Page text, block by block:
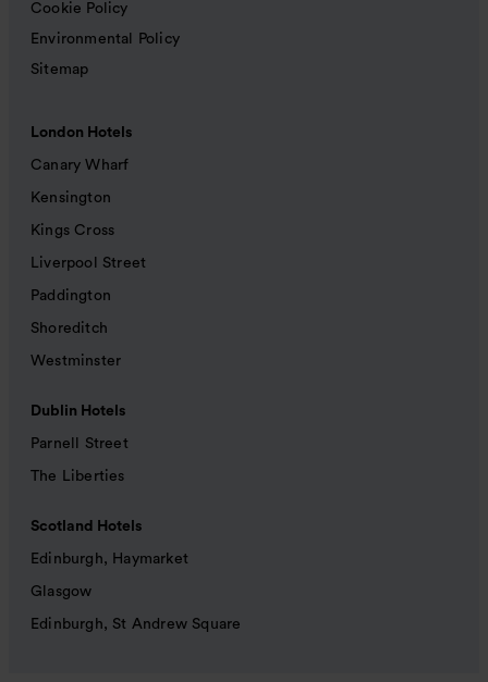
Cookie Policy
Environmental Policy
Sitemap
London Hotels
Canary Wharf
Kensington
Kings Cross
Liverpool Street
Paddington
Shoreditch
Westminster
Dublin Hotels
Parnell Street
The Liberties
Scotland Hotels
Edinburgh, Haymarket
Glasgow
Edinburgh, St Andrew Square